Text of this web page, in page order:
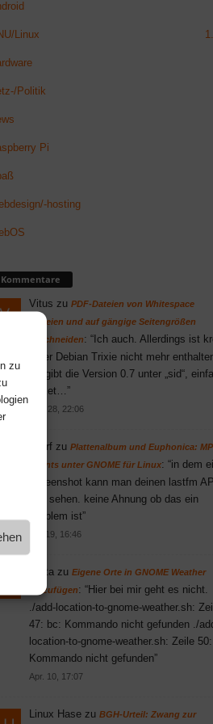
zu
Linux
Politik
Pi
hosting
Kommentare
Vitus zu PDF-Dateien von Whitespace
befreien und auf gängige Seitengrößen
zuschneiden: “Ich auch. Allerdings ist
unter Debian Trixie nicht mehr
Es gibt die Version 0.7 unter „sid“,
Paket… ”
Juni 28, 22:06
knarfzu Plattenalbum und Euphonica:
Clients unter GNOME für Linux: “in dem
Screenshot kann man deinen lastfm API
key sehen. keine Ahnung ob das ein
Problem ist”
Mai 19, 16:46
Britta zu Eigene Orte in GNOME Weather
hinzufügen: “Hier bei mir geht es nicht.
./add-location-to-gnome-weather.sh:
47: bc: Kommando nicht gefunden ./
location-to-gnome-weather.sh: Zeile
Kommando nicht gefunden”
Apr. 10, 17:07
Linux Hasezu BGH-Urteil: Zwang zur